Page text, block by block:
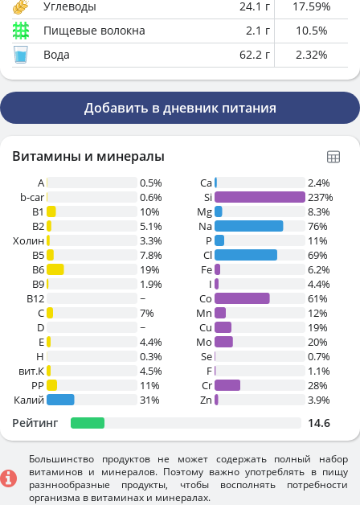
Углеводы
24.1 г 17.59%
Пищевые волокна
2.1 г 10.5%
Вода
62.2 г 2.32%
Добавить в дневник питания
Витамины и минералы
A
0.5%
b-car
0.6%
В1
10%
B2
5.1%
Холин
3.3%
B5
7.8%
B6
19%
B9
1.9%
B12
~
C
7%
D
~
E
4.4%
H
0.3%
вит.К
4.5%
PP
11%
Калий
31%
Ca
2.4%
Si
237%
Mg
8.3%
Na
76%
P
11%
Cl
69%
Fe
6.2%
I
4.4%
Co
61%
Mn
12%
Cu
19%
Mo
20%
Se
0.7%
F
1.1%
Cr
28%
Zn
3.9%
Рейтинг 14.6
Большинство продуктов не может содержать полный набор
витаминов и минералов. Поэтому важно употреблять в пищу
разннообразные продукты, чтобы восполнять потребности
организма в витаминах и минералах.